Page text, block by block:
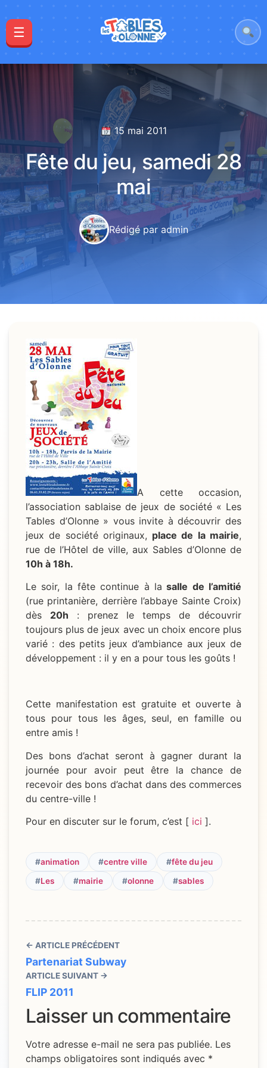
☰
15 mai 2011
Fête du jeu, samedi 28
mai
Rédigé par admin
A cette occasion,
l’association sablaise de jeux de société « Les
Tables d’Olonne » vous invite à découvrir des
jeux de société originaux, place de la mairie,
rue de l’Hôtel de ville, aux Sables d’Olonne de
10h à 18h.
Le soir, la fête continue à la salle de l’amitié
(rue printanière, derrière l’abbaye Sainte Croix)
dès 20h : prenez le temps de découvrir
toujours plus de jeux avec un choix encore plus
varié : des petits jeux d’ambiance aux jeux de
développement : il y en a pour tous les goûts !
Cette manifestation est gratuite et ouverte à
tous pour tous les âges, seul, en famille ou
entre amis !
Des bons d’achat seront à gagner durant la
journée pour avoir peut être la chance de
recevoir des bons d’achat dans des commerces
du centre-ville !
Pour en discuter sur le forum, c’est [ ici ].
#animation #centre ville #fête du jeu
#Les #mairie #olonne #sables
← ARTICLE PRÉCÉDENT
Partenariat Subway
ARTICLE SUIVANT →
FLIP 2011
Laisser un commentaire
Votre adresse e-mail ne sera pas publiée. Les
champs obligatoires sont indiqués avec *